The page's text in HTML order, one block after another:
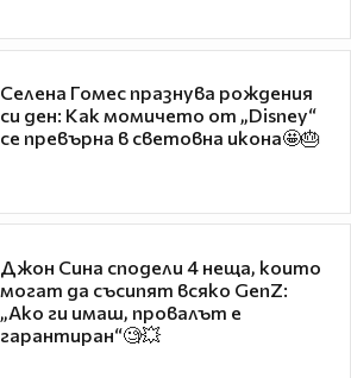
Селена Гомес празнува рождения
си ден: Как момичето от „Disney“
се превърна в световна икона🤩🎂
Джон Сина сподели 4 неща, които
могат да съсипят всяко GenZ:
„Ако ги имаш, провалът е
гарантиран“🧐💥